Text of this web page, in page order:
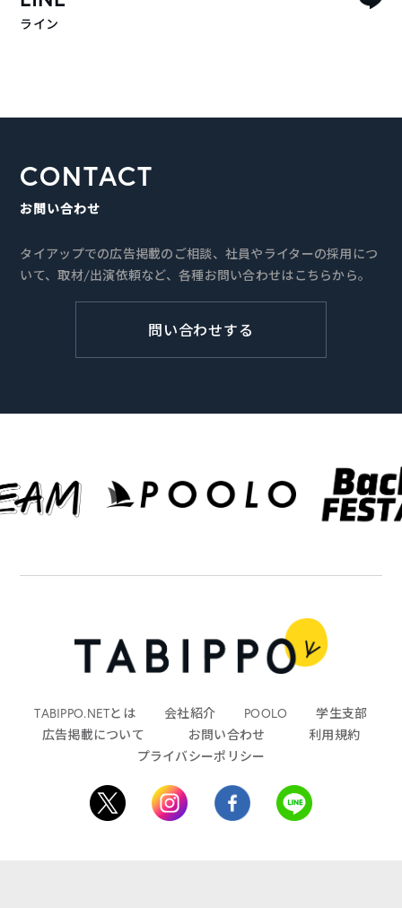
ライン
CONTACT
お問い合わせ
タイアップでの広告掲載のご相談、社員やライターの採用につ
いて、取材/出演依頼など、各種お問い合わせはこちらから。
問い合わせする
TABIPPO.NETとは 会社紹介 POOLO
学生支部
広告掲載について
お問い合わせ
利用規約
プライバシーポリシー